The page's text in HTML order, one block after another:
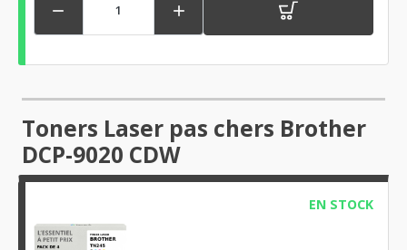
 
Toners Laser pas chers Brother
DCP-9020 CDW
EN STOCK